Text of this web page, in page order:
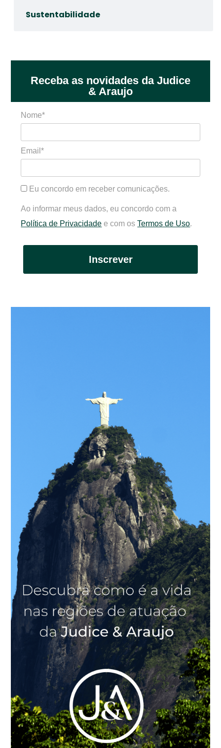
Sustentabilidade
Receba as novidades da Judice
& Araujo
Nome*
Email*
Eu concordo em receber comunicações.
Ao informar meus dados, eu concordo com a
Política de Privacidade e com osTermos de Uso.
Inscrever